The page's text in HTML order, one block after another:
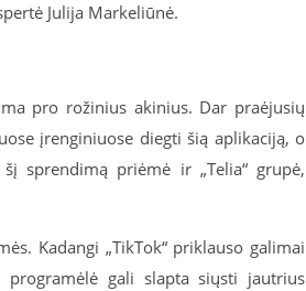
Julija Markeliūnė.
pro rožinius akinius. Dar praėjusių
įrenginiuose diegti šią aplikaciją, o
sprendimą priėmė ir „Telia“ grupė,
Kadangi „TikTok“ priklauso galimai
programėlė gali slapta siųsti jautrius